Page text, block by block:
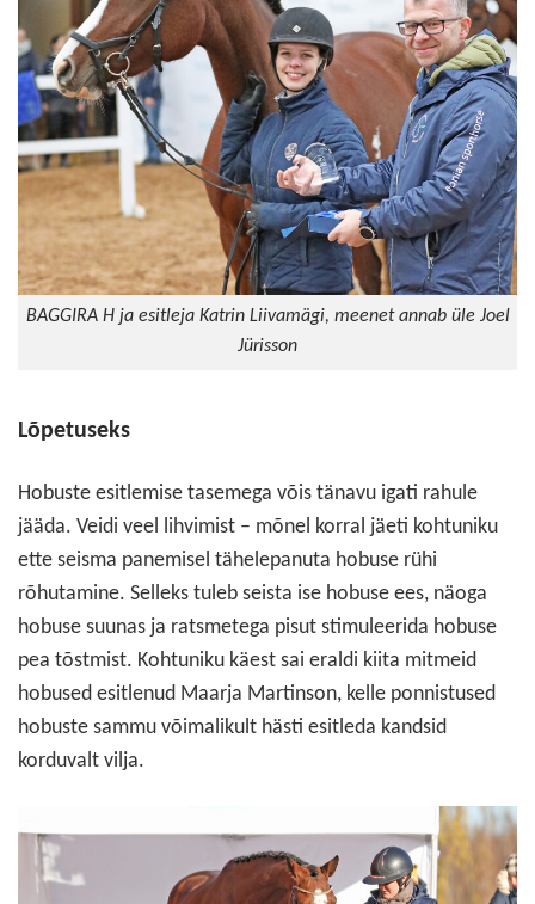
BAGGIRA H ja esitleja Katrin Liivamägi, meenet annab üle Joel
Jürisson
Lõpetuseks
Hobuste esitlemise tasemega võis tänavu igati rahule
jääda. Veidi veel lihvimist – mõnel korral jäeti kohtuniku
ette seisma panemisel tähelepanuta hobuse rühi
rõhutamine. Selleks tuleb seista ise hobuse ees, näoga
hobuse suunas ja ratsmetega pisut stimuleerida hobuse
pea tõstmist. Kohtuniku käest sai eraldi kiita mitmeid
hobused esitlenud Maarja Martinson, kelle ponnistused
hobuste sammu võimalikult hästi esitleda kandsid
korduvalt vilja.